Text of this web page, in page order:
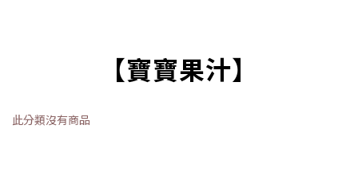
【寶寶果汁】
此分類沒有商品